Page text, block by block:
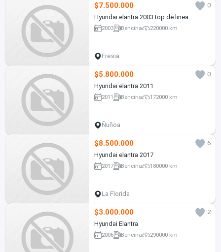
$7.500.000
0
Hyundai elantra 2003 top de linea
2003 Bencina 220000 km
Fresia
$5.800.000
0
Hyundai elantra 2011
2011 Bencina 172000 km
Ñuñoa
$8.500.000
6
Hyundai elantra 2017
2017 Bencina 180000 km
La Florida
$3.000.000
2
Hyundai Elantra
2006 Bencina 290000 km